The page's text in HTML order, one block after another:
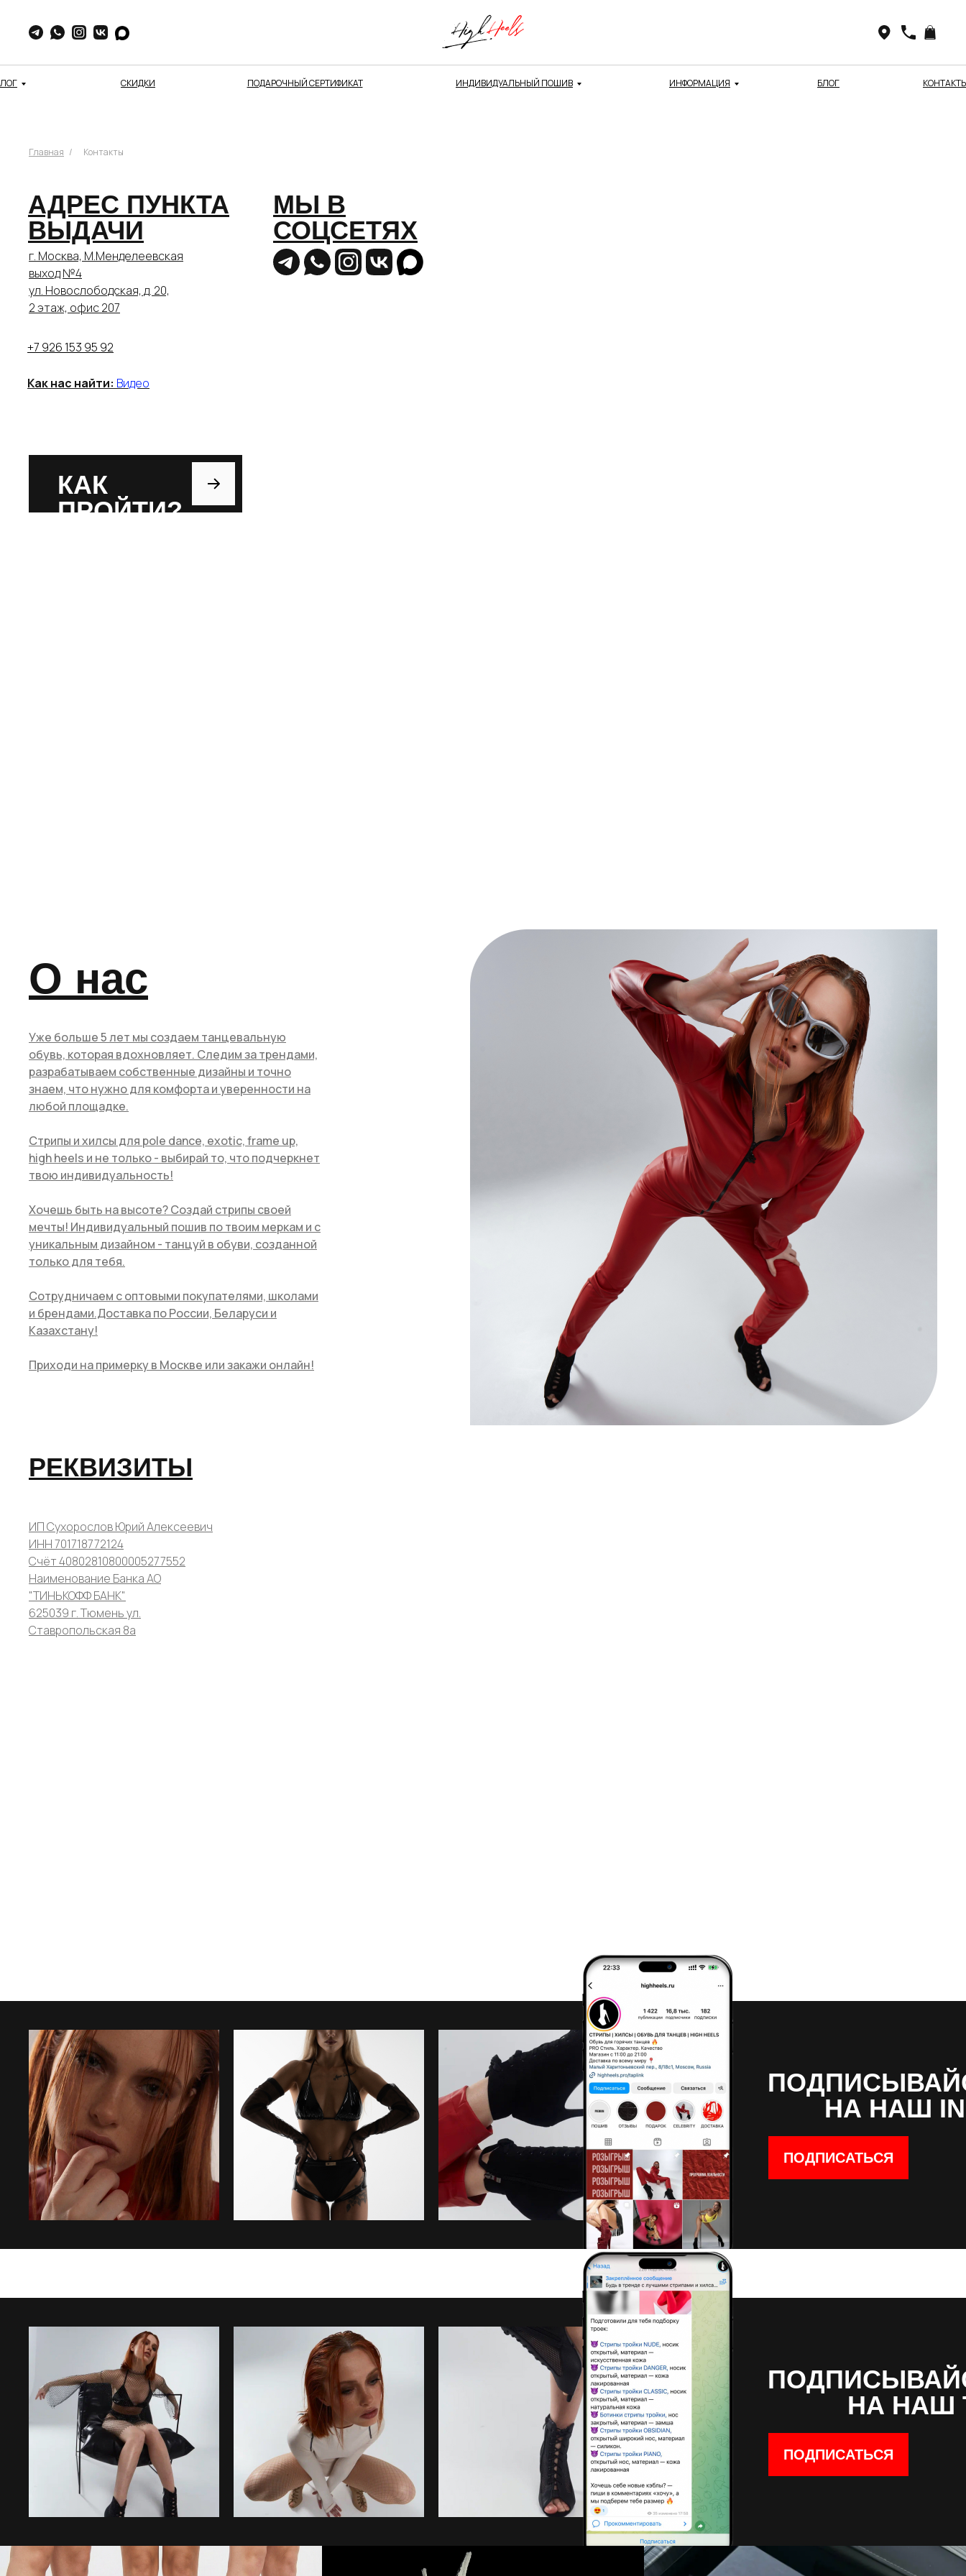
ПОДАРОЧНЫЙ СЕРТИФИКАТ ИНДИВИДУАЛЬНЫЙ ПОШИВ
СКИДКИ ИНФОРМАЦИЯ БЛОГ
+7 926 153 95 92
г. Москва, М.Менделеевская
выход №4
ул. Новослободская, д. 20,
2 этаж, офис 207
Как нас найти: Видео
АДРЕС ПУНКТА
ВЫДАЧИ
МЫ В
СОЦСЕТЯХ
Главная / Контакты
КАК
ПРОЙТИ?
О нас
Уже больше 5 лет мы создаем танцевальную
обувь, которая вдохновляет. Следим за трендами,
разрабатываем собственные дизайны и точно
знаем, что нужно для комфорта и уверенности на
любой площадке.
Стрипы и хилсы для pole dance, exotic, frame up,
high heels и не только - выбирай то, что подчеркнет
твою индивидуальность!
Хочешь быть на высоте? Создай стрипы своей
мечты! Индивидуальный пошив по твоим меркам и с
уникальным дизайном - танцуй в обуви, созданной
только для тебя.
Сотрудничаем с оптовыми покупателями, школами
и брендами.Доставка по России, Беларуси и
Казахстану!
Приходи на примерку в Москве или закажи онлайн!
РЕКВИЗИТЫ
ИП Сухорослов Юрий Алексеевич
ИНН 701718772124
Счёт 40802810800005277552
Наименование Банка АО
"ТИНЬКОФФ БАНК"
625039 г. Тюмень ул.
Ставропольская 8а
НА НАШ
ПОДПИСАТЬСЯ
НА НАШ
ПОДПИСАТЬСЯ